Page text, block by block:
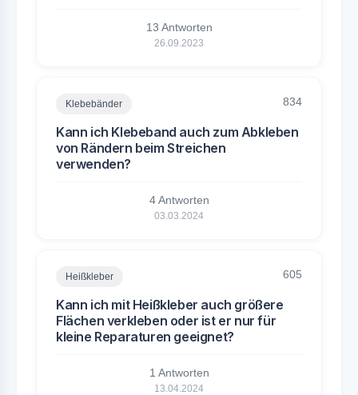
13 Antworten
26.09.2023
Klebebänder 834
Kann ich Klebeband auch zum Abkleben
von Rändern beim Streichen
verwenden?
4 Antworten
03.03.2024
Heißkleber 605
Kann ich mit Heißkleber auch größere
Flächen verkleben oder ist er nur für
kleine Reparaturen geeignet?
1 Antworten
13.04.2024